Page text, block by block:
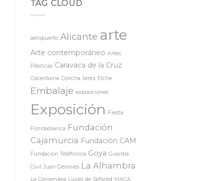
TAG CLOUD
aeropuerto Alicante arte
Arte contemporáneo Artes
Plásticas Caravaca de la Cruz
Cocentaina Concha Jerez Elche
Embalaje exposiciones
Exposición Fiesta
Floridablanca Fundación
Cajamurcia Fundación CAM
Fundación Teléfonica Goya Guardia
Civil
Juan Genovés La Alhambra
La Conservera Luces de Sefarad MACA